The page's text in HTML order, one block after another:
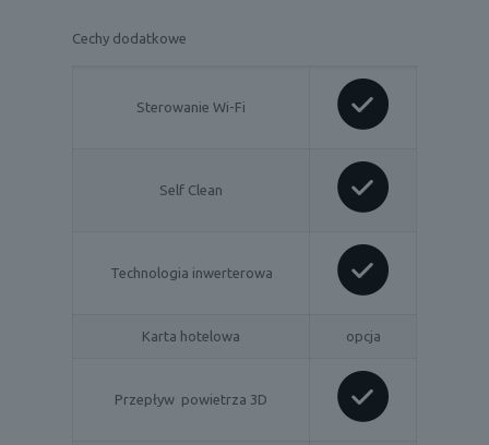
Cechy dodatkowe
Sterowanie Wi-Fi
Self Clean
Technologia inwerterowa
Karta hotelowa opcja
Przepływ powietrza 3D